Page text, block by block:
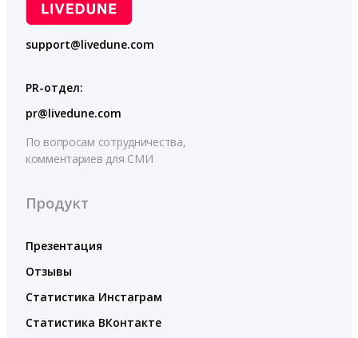
support@livedune.com
PR-отдел:
pr@livedune.com
По вопросам сотрудничества,
комментариев для СМИ
Продукт
Презентация
Отзывы
Статистика Инстаграм
Статистика ВКонтакте